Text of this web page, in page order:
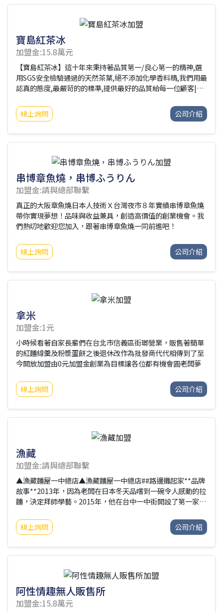
寶島紅茶冰
加盟金:15.8萬元
【寶島紅茶冰】這十年來秉持著品質第一/良心第一的精神,選
用SGS安全檢驗通過的天然茶葉,絕不添加化學香料精,我們用最
認真的態度,最嚴苛的的標準,提供最好的品質給每一位顧客|嚴
品牌|寶島紅茶冰加盟專線-0918-678860
創業獲利最強品牌-寶
島紅茶冰加盟說明會
線上詢問 公司介紹
串博章魚燒，串博ふうりん
加盟金:請與總部聯繫
真正的大阪章魚燒日本人技術Ｘ台灣夜市８年實績串博章魚燒
帶你實現夢想！品味與收益兼具，創造高價值的創業機會。我
們熱切地歡迎您加入，跟著串博章魚燒一同前進吧！
線上詢問 公司介紹
拿米
加盟金:1元
小時候看著自家長輩們在台北市信義區街瑯營業，販售著簡單
的紅麵線羹及粉漿蛋餅之後退休改作為批發商代代相傳到了至
今開放加盟由0元加盟金創業為目標讓各位都有機會圓老闆夢
線上詢問 公司介紹
漁藏
加盟金:請與總部聯繫
▲漁藏麵屋一中總店▲漁藏麵屋一中總店##路邊攤起家**品牌
故事**2013年，因為老闆在日本冬天品嚐到一碗令人感動的拉
麵，決定拜師學藝。2015年，他在台中一中街開設了第一家創
成為一中商圈的熱門拉麵店。2016年，我們在逢甲開設了巴士
拉麵，結合特色創意，讓消費者在享用拉麵的同時，也能感受
市場邀約，在杭州開設加盟分公司。2019年，榮幸地接受東森
爆發，我們迅速研發線上外帶包烏龍麵，受到消費者的喜愛，
方便又衛生，網路訂單一度供不應
線上詢問 公司介紹
阿性情趣無人販售所
加盟金:15.8萬元